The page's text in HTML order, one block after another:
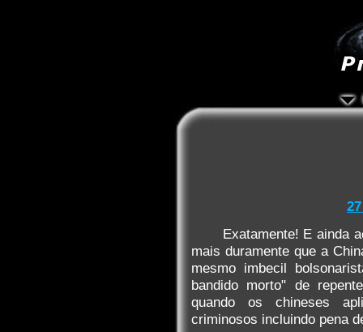
Exatamente! E ainda
mais duramente que a
mesmo imbecil
bandido morto" de
quando os chineses
criminosos incluindo pena